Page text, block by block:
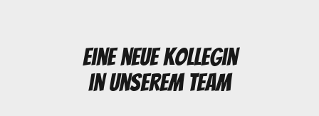
Eine neue Kollegin
in unserem Team